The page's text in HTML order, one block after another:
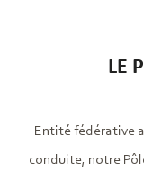
LE
Entité fédérative
conduite, notre